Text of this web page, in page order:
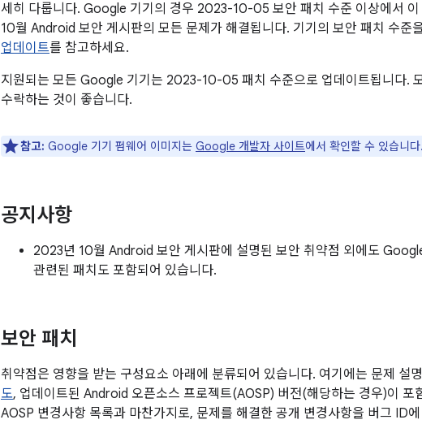
세히 다룹니다. Google 기기의 경우 2023-10-05 보안 패치 수준 이상에서
10월 Android 보안 게시판의 모든 문제가 해결됩니다. 기기의 보안 패치 수준
업데이트를 참고하세요.
지원되는 모든 Google 기기는 2023-10-05 패치 수준으로 업데이트됩니다.
수락하는 것이 좋습니다.
참고: Google 기기 펌웨어 이미지는 Google 개발자 사이트에서 확인할 수 있습니다.
공지사항
2023년 10월 Android 보안 게시판에 설명된 보안 취약점 외에도
관련된 패치도 포함되어 있습니다.
보안 패치
취약점은 영향을 받는 구성요소 아래에 분류되어 있습니다. 여기에는 문제 설
도, 업데이트된 Android 오픈소스 프로젝트(AOSP) 버전(해당하는 경우)이 포
AOSP 변경사항 목록과 마찬가지로, 문제를 해결한 공개 변경사항을 버그 ID